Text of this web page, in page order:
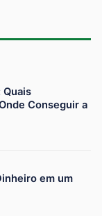
Quais
Conseguir a
em um